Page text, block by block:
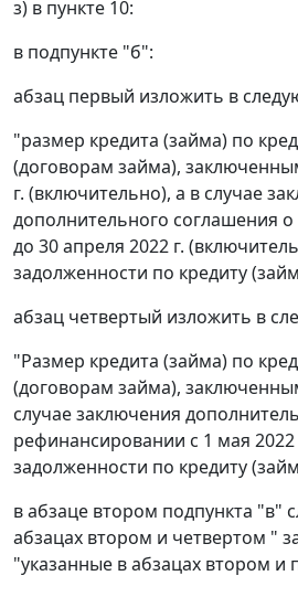
з) в пункте 10:
в подпункте "б":
абзац первый изложить в
"размер кредита (займа) по
(договорам займа),
г. (включительно), а в случае
дополнительного соглашения
до 30 апреля 2022 г.
задолженности по кредиту
абзац четвертый изложить в
"Размер кредита (займа) по
(договорам займа),
случае заключения
рефинансировании с 1 мая 2022
задолженности по кредиту
в абзаце втором подпункта "в"
абзацах втором и четвертом "
"указанные в абзацах втором и